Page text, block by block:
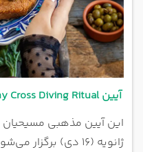
آیین Epiphany Cross Diving Ritual
ژانویه (۱۶ دی)